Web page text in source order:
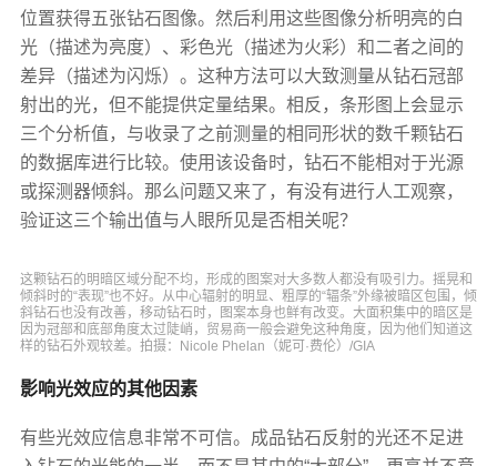
位置获得五张钻石图像。然后利用这些图像分析明亮的白
光（描述为亮度）、彩色光（描述为火彩）和二者之间的
差异（描述为闪烁）。这种方法可以大致测量从钻石冠部
射出的光，但不能提供定量结果。相反，条形图上会显示
三个分析值，与收录了之前测量的相同形状的数千颗钻石
的数据库进行比较。使用该设备时，钻石不能相对于光源
或探测器倾斜。那么问题又来了，有没有进行人工观察，
验证这三个输出值与人眼所见是否相关呢？
这颗钻石的明暗区域分配不均，形成的图案对大多数人都没有吸引力。摇晃和
倾斜时的“表现”也不好。从中心辐射的明显、粗厚的“辐条”外缘被暗区包围，倾
斜钻石也没有改善，移动钻石时，图案本身也鲜有改变。大面积集中的暗区是
因为冠部和底部角度太过陡峭，贸易商一般会避免这种角度，因为他们知道这
样的钻石外观较差。拍摄：Nicole Phelan（妮可·费伦）/GIA
影响光效应的其他因素
有些光效应信息非常不可信。成品钻石反射的光还不足进